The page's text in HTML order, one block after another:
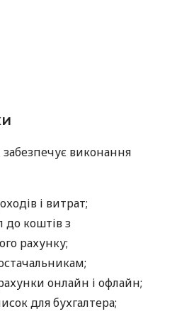
виконання
і витрат;
коштів з
рахунку;
онлайн і офлайн;
для бухгалтера;